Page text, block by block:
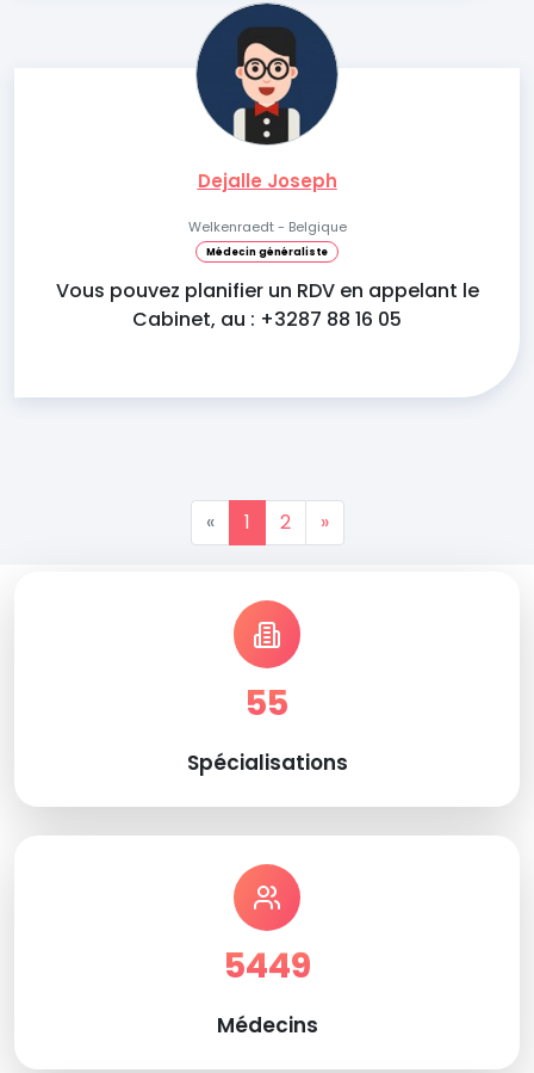
Dejalle Joseph
Welkenraedt - Belgique
Médecin généraliste
Vous pouvez planifier un RDV en appelant le
Cabinet, au : +3287 88 16 05
« 1 2 »
55
Spécialisations
5449
Médecins